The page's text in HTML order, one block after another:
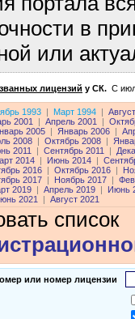
в
или
лицензий у СК. C
1993 Март 1994
2001 Апрель 2001
2005 Январь 2006
2008 Октябрь 2008
2011 Сентябрь 2011
2014 Июнь 2014
2016 Октябрь 2016
2017 Ноябрь 2017
2019 Апрель 2019
Июнь
2021 Август 2021
список
или номер лицензии